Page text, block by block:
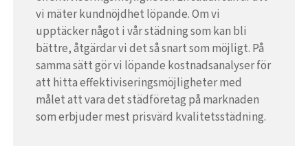
vi mäter kundnöjdhet löpande. Om vi
upptäcker något i vår städning som kan bli
bättre, åtgärdar vi det så snart som möjligt. På
samma sätt gör vi löpande kostnadsanalyser för
att hitta effektiviseringsmöjligheter med
målet att vara det städföretag på marknaden
som erbjuder mest prisvärd kvalitetsstädning.